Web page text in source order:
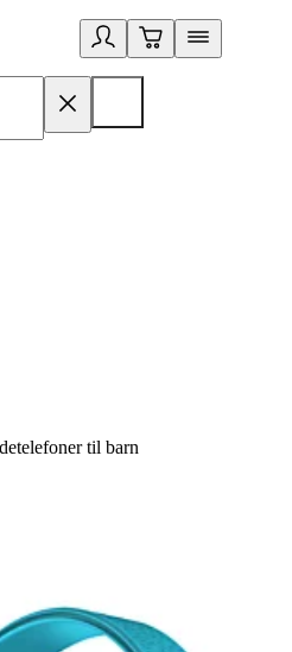
til barn